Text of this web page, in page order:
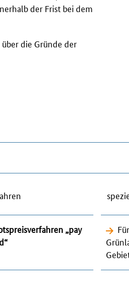
der Frist bei dem
die Gründe der
„pay
“